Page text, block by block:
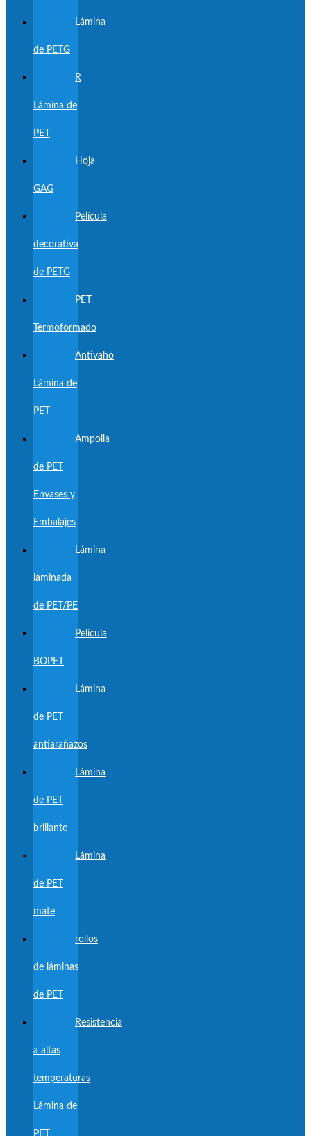
Lámina
de PETG
R
Lámina de
PET
Hoja
GAG
Película
decorativa
de PETG
PET
Termoformado
Antivaho
Lámina de
PET
Ampolla
de PET
Envases y
Embalajes
Lámina
laminada
de PET/PE
Película
BOPET
Lámina
de PET
antiarañazos
Lámina
de PET
brillante
Lámina
de PET
mate
rollos
de láminas
de PET
Resistencia
a altas
temperaturas
Lámina de
PET